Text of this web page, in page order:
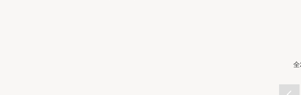
全